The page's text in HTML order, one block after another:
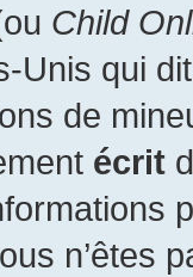
Child
Unis qui
de
écrit
n’êtes